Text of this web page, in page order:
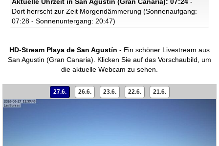
Dort herrscht zur Zeit Morgendämmerung (Sonnenaufgang:
07:28 - Sonnenuntergang: 20:47)
HD-Stream Playa de San Agustín - Ein schöner Livestream aus
San Agustin (Gran Canaria).
Klicken Sie auf das Vorschaubild, um
die aktuelle Webcam zu sehen.
27.6. 26.6. 23.6. 22.6. 21.6.